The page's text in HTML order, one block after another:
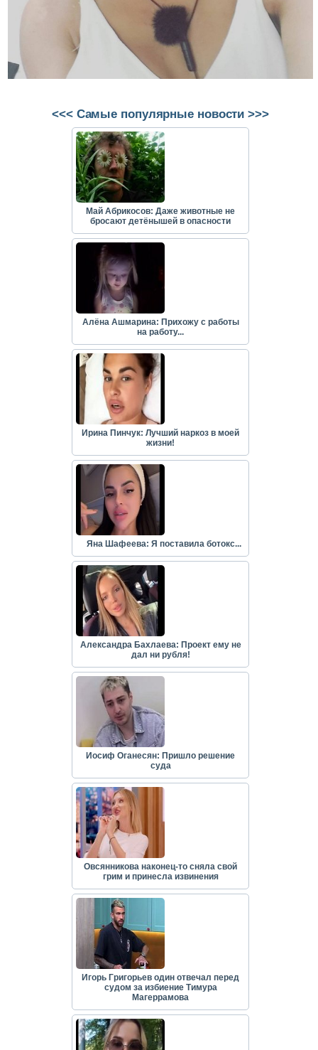
<<< Самые популярные новости >>>
Май Абрикосов: Даже животные не
бросают детёнышей в опасности
Алёна Ашмарина: Прихожу с работы
на работу...
Ирина Пинчук: Лучший наркоз в моей
жизни!
Яна Шафеева: Я поставила ботокс...
Александра Бахлаева: Проект ему не
дал ни рубля!
Иосиф Оганесян: Пришло решение
суда
Овсянникова наконец-то сняла свой
грим и принесла извинения
Игорь Григорьев один отвечал перед
судом за избиение Тимура
Магеррамова